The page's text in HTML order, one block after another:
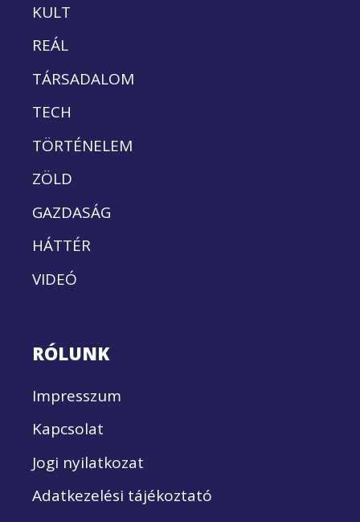
KULT
REÁL
TÁRSADALOM
TECH
TÖRTÉNELEM
ZÖLD
GAZDASÁG
HÁTTÉR
VIDEÓ
RÓLUNK
Impresszum
Kapcsolat
Jogi nyilatkozat
Adatkezelési tájékoztató